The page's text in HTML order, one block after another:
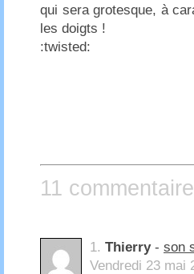
qui sera grotesque, à
les doigts !
:twisted:
11
1. Thierry- son
Vendredi 23 mai